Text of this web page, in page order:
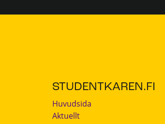
STUDENTKAREN.FI
Huvudsida
Aktuellt